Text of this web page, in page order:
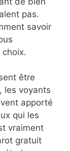
pas.
savoir
être
les voyants
apporté
qui les
vraiment
gratuit